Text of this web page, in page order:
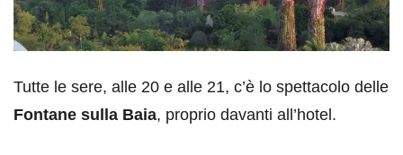
Tutte le sere, alle 20 e alle 21, c’è lo spettacolo delle
Fontane sulla Baia, proprio davanti all’hotel.